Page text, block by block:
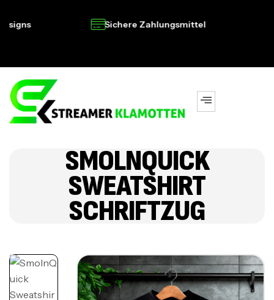
Sichere Zahlungsmittel
SMOLNQUICK
SWEATSHIRT
SCHRIFTZUG